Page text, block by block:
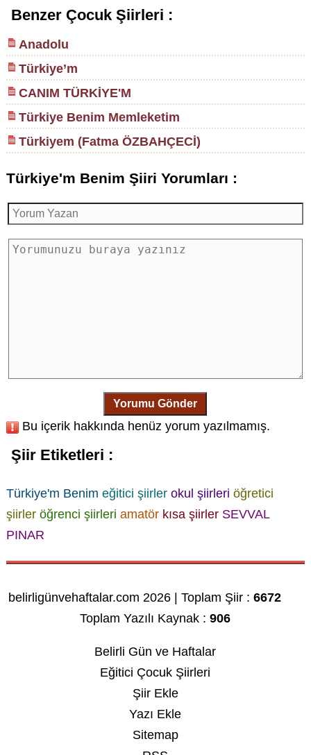
Benzer Çocuk Şiirleri :
Anadolu
Türkiye’m
CANIM TÜRKİYE'M
Türkiye Benim Memleketim
Türkiyem (Fatma ÖZBAHÇECİ)
Türkiye'm Benim Şiiri Yorumları :
Yorumu Gönder
Bu içerik hakkında henüz yorum yazılmamış.
Şiir Etiketleri :
Türkiye'm Benim eğitici şiirler okul şiirleri öğretici
şiirler öğrenci şiirleri amatör kısa şiirler SEVVAL
PINAR
belirligünvehaftalar.com 2026 | Toplam Şiir :6672
Toplam Yazılı Kaynak :906
Belirli Gün ve Haftalar
Eğitici Çocuk Şiirleri
Şiir Ekle
Yazı Ekle
Sitemap